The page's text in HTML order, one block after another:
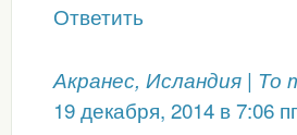
Ответить
Акранес, Исландия |
19 декабря, 2014 в 7:06